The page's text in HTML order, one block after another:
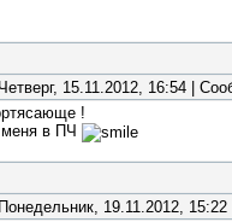
15.11.2012, 16:54 |
!
в ПЧ
19.11.2012,